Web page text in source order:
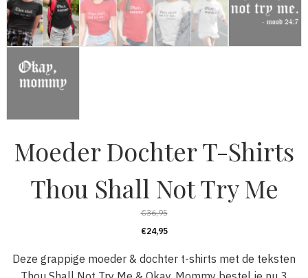
Moeder Dochter T-Shirts
Thou Shall Not Try Me
€36,95
€24,95
Deze grappige moeder & dochter t-shirts met de teksten